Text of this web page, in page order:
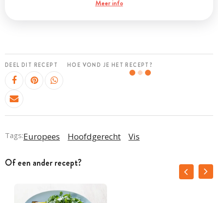
Meer info
DEEL DIT RECEPT HOE VOND JE HET RECEPT?
Tags:Europees Hoofdgerecht Vis
Of een ander recept?